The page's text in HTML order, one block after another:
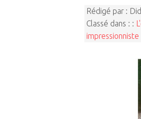
Rédigé par :
Classé dans : :
impressionniste